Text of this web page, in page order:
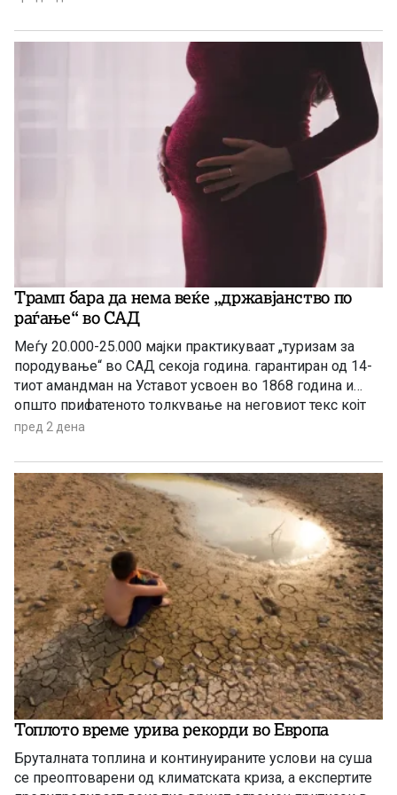
Трамп бара да нема веќе „државјанство по
раѓање“ во САД
Меѓу 20.000-25.000 мајки практикуваат „туризам за
породување“ во САД секоја година. гарантиран од 14-
тиот амандман на Уставот усвоен во 1868 година и
општо прифатеното толкување на неговиот текс којт
гарантира државјанство на речиси секој роден во САД
пред 2 дена
Топлото време урива рекорди во Европа
Бруталната топлина и континуираните услови на суша
се преоптоварени од климатската криза, а експертите